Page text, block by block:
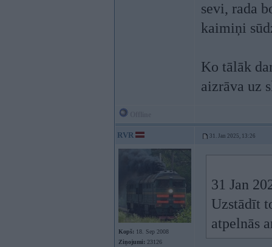
sevi, rada
kaimiņi
Ko tālāk
aizrāva uz
RVR 31. Jan 2025, 13:26
Kopš: 18. Sep 2008
Ziņojumi: 23126
31 Jan
Uzstādīt
atpelnās